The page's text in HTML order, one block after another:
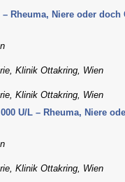
Rheuma, Niere oder doch
Klinik Ottakring, Wien
Klinik Ottakring, Wien
U/L – Rheuma, Niere
Klinik Ottakring, Wien